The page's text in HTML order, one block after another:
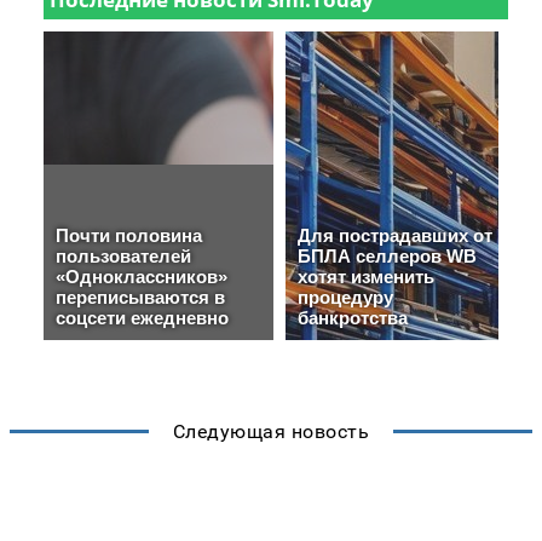
Следующая новость